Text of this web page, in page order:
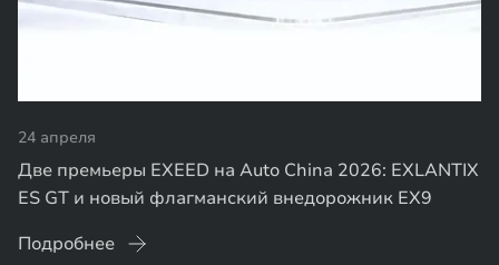
24 апреля
Две премьеры EXEED на Auto China 2026: EXLANTIX
ES GT и новый флагманский внедорожник EX9
Подробнее